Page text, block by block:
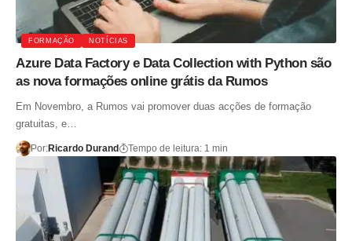
FORMAÇÃO NOTÍCIAS
Azure Data Factory e Data Collection with Python são
as nova formações online grátis da Rumos
Em Novembro, a Rumos vai promover duas acções de formação
gratuitas, e…
Por:Ricardo Durand Tempo de leitura: 1 min